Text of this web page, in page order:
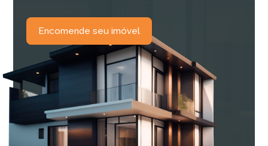
Encomende seu imóvel